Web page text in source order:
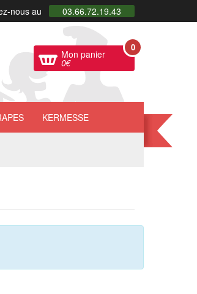
nous au 03.66.72.19.43
Mon panier
0€
0
KERMESSE